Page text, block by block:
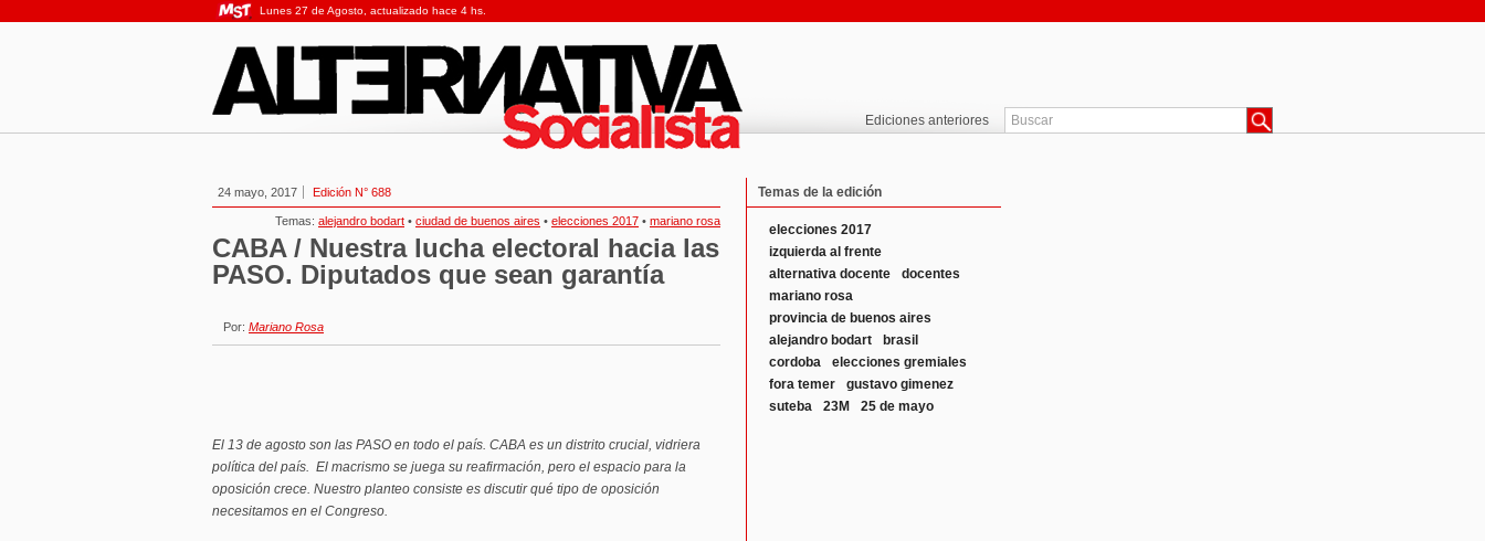
Lunes 27 de Agosto, actualizado hace 4 hs.
Ediciones anteriores
24 mayo, 2017 Edición N° 688
Temas: alejandro bodart • ciudad de buenos aires • elecciones 2017 • mariano rosa
CABA / Nuestra lucha electoral hacia las
PASO. Diputados que sean garantía
Por: Mariano Rosa
El 13 de agosto son las PASO en todo el país. CABA es un distrito crucial, vidriera
política del país. El macrismo se juega su reafirmación, pero el espacio para la
oposición crece. Nuestro planteo consiste es discutir qué tipo de oposición
necesitamos en el Congreso.
Temas de la edición
elecciones 2017
izquierda al frente
alternativa docente
docentes
mariano rosa
provincia de buenos aires
alejandro bodart
brasil
cordoba
elecciones gremiales
fora temer
gustavo gimenez
suteba
23M 25 de mayo